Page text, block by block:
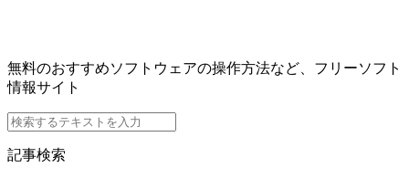
無料のおすすめソフトウェアの操作方法など、フリーソフト
情報サイト
記事検索